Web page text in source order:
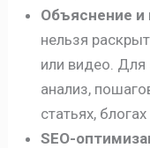
Объяснение и
нельзя
или видео. Для
анализ,
статьях,
SEO-